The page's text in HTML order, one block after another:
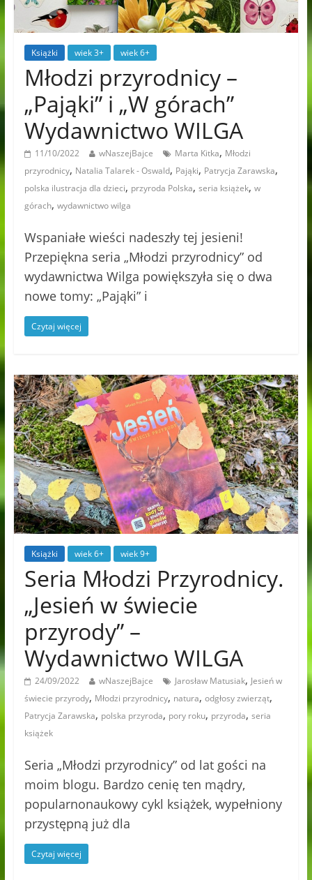
Książki wiek 3+ wiek 6+
Młodzi przyrodnicy –
„Pająki” i „W górach”
Wydawnictwo WILGA
11/10/2022 wNaszejBajce Marta Kitka, Młodzi
przyrodnicy, Natalia Talarek - Oswald, Pająki, Patrycja Zarawska,
polska ilustracja dla dzieci, przyroda Polska, seria książek, w
górach, wydawnictwo wilga
Wspaniałe wieści nadeszły tej jesieni!
Przepiękna seria „Młodzi przyrodnicy” od
wydawnictwa Wilga powiększyła się o dwa
nowe tomy: „Pająki” i
Czytaj więcej
Książki wiek 6+ wiek 9+
Seria Młodzi Przyrodnicy.
„Jesień w świecie
przyrody” –
Wydawnictwo WILGA
24/09/2022 wNaszejBajce Jarosław Matusiak, Jesień w
świecie przyrody, Młodzi przyrodnicy, natura, odgłosy zwierząt,
Patrycja Zarawska, polska przyroda, pory roku, przyroda, seria
książek
Seria „Młodzi przyrodnicy” od lat gości na
moim blogu. Bardzo cenię ten mądry,
popularnonaukowy cykl książek, wypełniony
przystępną już dla
Czytaj więcej